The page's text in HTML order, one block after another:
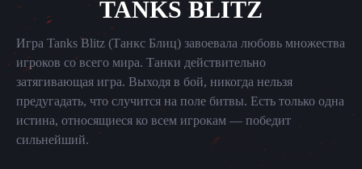
TANKS BLITZ
Игра Tanks Blitz (Танкс Блиц) завоевала любовь множества
игроков со всего мира. Танки действительно
затягивающая игра. Выходя в бой, никогда нельзя
предугадать, что случится на поле битвы. Есть только одна
истина, относящиеся ко всем игрокам — победит
сильнейший.